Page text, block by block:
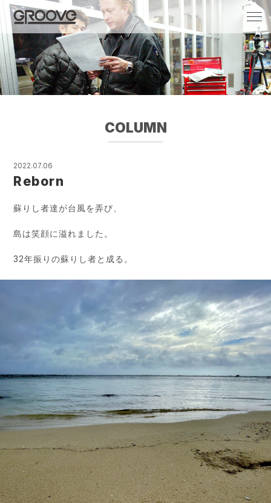
Groove 自転車 カフェ 輸入車・国産車のチ
ューニング/販売
COLUMN
2022.07.06
Reborn
蘇りし者達が台風を弄び、
島は笑顔に溢れました。
32年振りの蘇りし者と成る。